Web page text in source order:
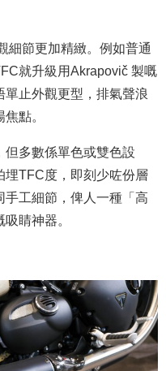
細節更加精緻。例如普通
就升級用Akrapovič 製嘅
止外觀更型，排氣聲浪
點。
但多數係單色或雙色設
埋TFC度，即刻少咗份層
工細節，俾人一種「高
睛神器。